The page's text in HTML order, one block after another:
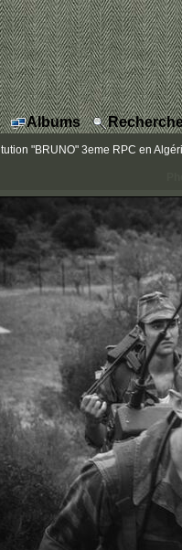
Albums
"BRUNO" 3eme RPC en